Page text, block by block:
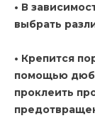
• В
выбрать
• Крепится
помощью
проклеить